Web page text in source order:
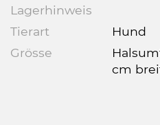
Lagerhinweis
Tierart
Hund
Grösse
cm